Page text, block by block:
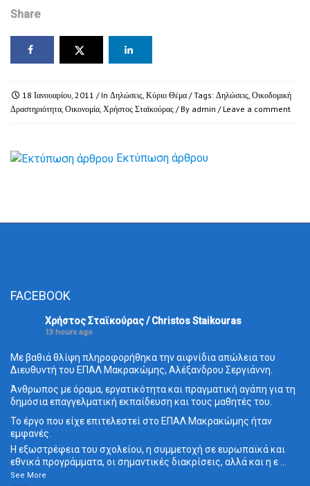
Share
18 Ιανουαρίου, 2011 / In Δηλώσεις, Κύριο Θέμα / Tags: Δηλώσεις, Οικοδομική
Δραστηριότητα, Οικονομία, Χρήστος Σταϊκούρας / By admin / Leave a comment
Εκτύπωση άρθρου
FACEBOOK
Χρήστος Σταϊκούρας / Christos Staikouras
13 hours ago
Με βαθιά θλίψη πληροφορήθηκα την αιφνίδια απώλεια του
Διευθυντή του ΕΠΑΛ Μακρακώμης, Αλέξανδρου Σεργιάννη.
Άνθρωπος με όραμα, εργατικότητα και πραγματική αγάπη για τη
δημόσια επαγγελματική εκπαίδευση και τους μαθητές του.
Το έργο που είχε επιτελεστεί στο ΕΠΑΛ Μακρακώμης ήταν
εμφανές.
Η εξωστρέφεια του σχολείου, η συμμετοχή σε ευρωπαϊκά και
εθνικά προγράμματα, οι σημαντικές διακρίσεις, αλλά και η ε...
See More